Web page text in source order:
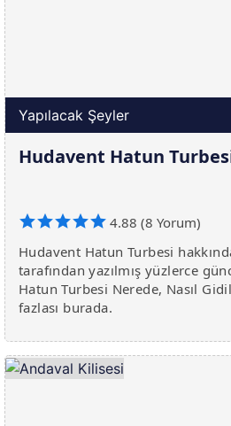
Yapılacak Şeyler
Hudavent Hatun
4.88 (8 Yorum)
Hudavent Hatun Turbesi
tarafından yazılmış yüzlerce
Hatun Turbesi Nerede, Nasıl
fazlası burada.